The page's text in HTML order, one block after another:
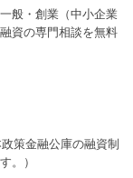
般・創業（中小企業
資の専門相談を無料
策金融公庫の融資制
。）